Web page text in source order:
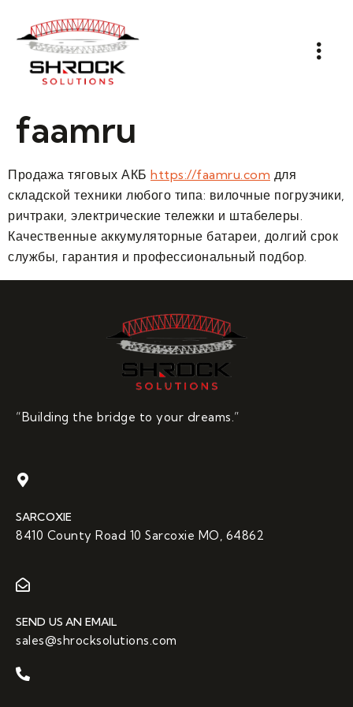
faamru
Продажа тяговых АКБ https://faamru.com для
складской техники любого типа: вилочные погрузчики,
ричтраки, электрические тележки и штабелеры.
Качественные аккумуляторные батареи, долгий срок
службы, гарантия и профессиональный подбор.
“Building the bridge to your dreams.”
SARCOXIE
8410 County Road 10 Sarcoxie MO, 64862
SEND US AN EMAIL
sales@shrocksolutions.com